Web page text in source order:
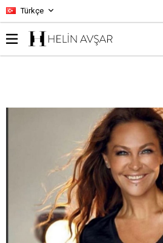
Türkçe